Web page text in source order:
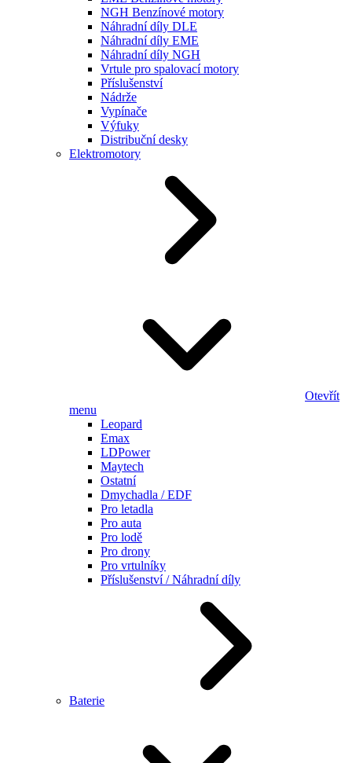
NGH Benzínové motory
Náhradní díly DLE
Náhradní díly EME
Náhradní díly NGH
Vrtule pro spalovací motory
Příslušenství
Nádrže
Vypínače
Výfuky
Distribuční desky
Elektromotory
Otevřít
menu
Leopard
Emax
LDPower
Maytech
Ostatní
Dmychadla / EDF
Pro letadla
Pro auta
Pro lodě
Pro drony
Pro vrtulníky
Příslušenství / Náhradní díly
Baterie